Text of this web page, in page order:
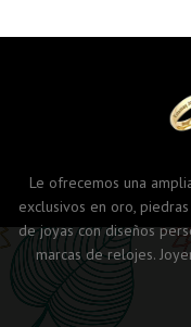
Le ofrecemos una
exclusivos en oro,
de joyas con diseños
marcas de relojes.